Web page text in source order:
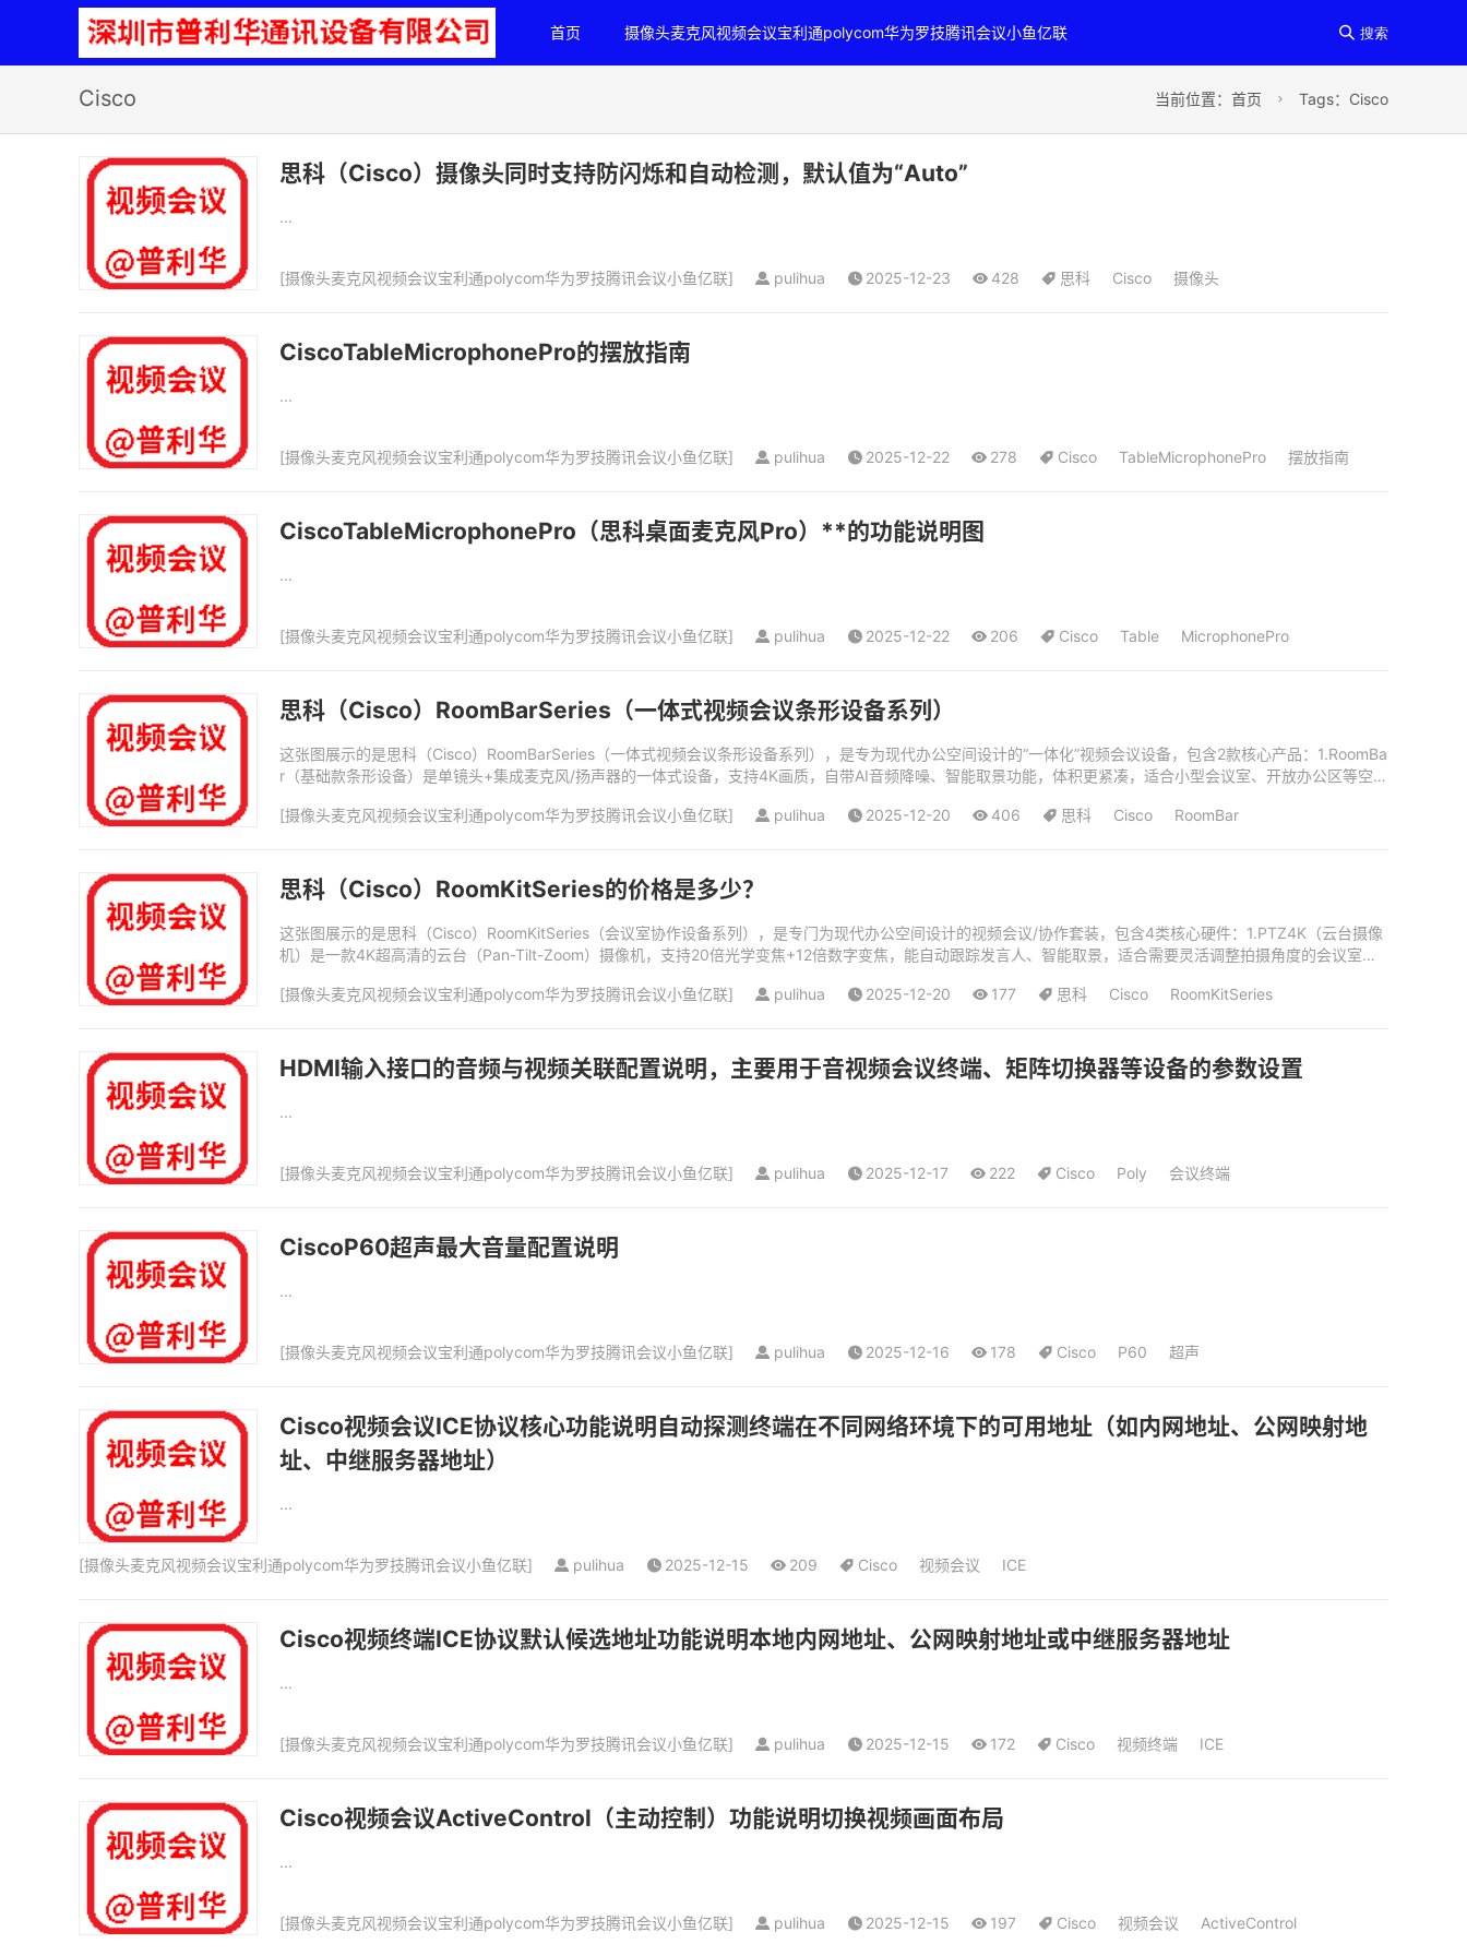
首页 摄像头麦克风视频会议宝利通polycom华为罗技腾讯会议小鱼亿联  搜索
Cisco 当前位置： 首页  Tags：Cisco
思科（Cisco）摄像头同时支持防闪烁和自动检测，默认值为“Auto”
...
[摄像头麦克风视频会议宝利通polycom华为罗技腾讯会议小鱼亿联] pulihua 2025-12-23 428 思科 Cisco 摄像头
CiscoTableMicrophonePro的摆放指南
...
[摄像头麦克风视频会议宝利通polycom华为罗技腾讯会议小鱼亿联] pulihua 2025-12-22 278 Cisco TableMicrophonePro 摆放指南
CiscoTableMicrophonePro（思科桌面麦克风Pro）**的功能说明图
...
[摄像头麦克风视频会议宝利通polycom华为罗技腾讯会议小鱼亿联] pulihua 2025-12-22 206 Cisco Table MicrophonePro
思科（Cisco）RoomBarSeries（一体式视频会议条形设备系列）
这张图展示的是思科（Cisco）RoomBarSeries（一体式视频会议条形设备系列），是专为现代办公空间设计的“一体化”视频会议设备，包含2款核心产品：1.RoomBa
r（基础款条形设备）是单镜头+集成麦克风/扬声器的一体式设备，支持4K画质，自带AI音频降噪、智能取景功能，体积更紧凑，适合小型会议室、开放办公区等空间
[摄像头麦克风视频会议宝利通polycom华为罗技腾讯会议小鱼亿联] pulihua 2025-12-20 406 思科 Cisco RoomBar
思科（Cisco）RoomKitSeries的价格是多少？
这张图展示的是思科（Cisco）RoomKitSeries（会议室协作设备系列），是专门为现代办公空间设计的视频会议/协作套装，包含4类核心硬件：1.PTZ4K（云台摄像
机）是一款4K超高清的云台（Pan-Tilt-Zoom）摄像机，支持20倍光学变焦+12倍数字变焦，能自动跟踪发言人、智能取景，适合需要灵活调整拍摄角度的会议室
[摄像头麦克风视频会议宝利通polycom华为罗技腾讯会议小鱼亿联] pulihua 2025-12-20 177 思科 Cisco RoomKitSeries
HDMI输入接口的音频与视频关联配置说明，主要用于音视频会议终端、矩阵切换器等设备的参数设置
...
[摄像头麦克风视频会议宝利通polycom华为罗技腾讯会议小鱼亿联] pulihua 2025-12-17 222 Cisco Poly 会议终端
CiscoP60超声最大音量配置说明
...
[摄像头麦克风视频会议宝利通polycom华为罗技腾讯会议小鱼亿联] pulihua 2025-12-16 178 Cisco P60 超声
Cisco视频会议ICE协议核心功能说明自动探测终端在不同网络环境下的可用地址（如内网地址、公网映射地
址、中继服务器地址）
...
[摄像头麦克风视频会议宝利通polycom华为罗技腾讯会议小鱼亿联] pulihua 2025-12-15 209 Cisco 视频会议 ICE
Cisco视频终端ICE协议默认候选地址功能说明本地内网地址、公网映射地址或中继服务器地址
...
[摄像头麦克风视频会议宝利通polycom华为罗技腾讯会议小鱼亿联] pulihua 2025-12-15 172 Cisco 视频终端 ICE
Cisco视频会议ActiveControl（主动控制）功能说明切换视频画面布局
...
[摄像头麦克风视频会议宝利通polycom华为罗技腾讯会议小鱼亿联] pulihua 2025-12-15 197 Cisco 视频会议 ActiveControl